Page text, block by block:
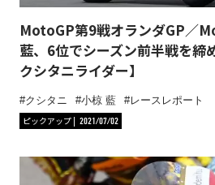
MotoGP第9戦オランダGP／
藍、6位でシーズン前半戦を締
クシタニライダー】
クシタニ 小椋 藍
レースレポート
ピックアップ
2021/07/02